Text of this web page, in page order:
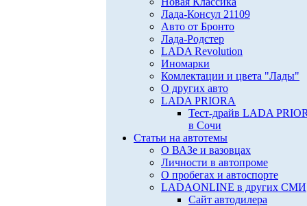
Лада-Консул 21109
Авто от Бронто
Лада-Родстер
LADA Revolution
Иномарки
Комлектации и цвета "Лады"
О других авто
LADA PRIORA
Тест-драйв LADA
в Сочи
Статьи на автотемы
О ВАЗе и вазовцах
Личности в автопроме
О пробегах и автоспорте
LADAONLINE в других СМИ
Сайт автодилера